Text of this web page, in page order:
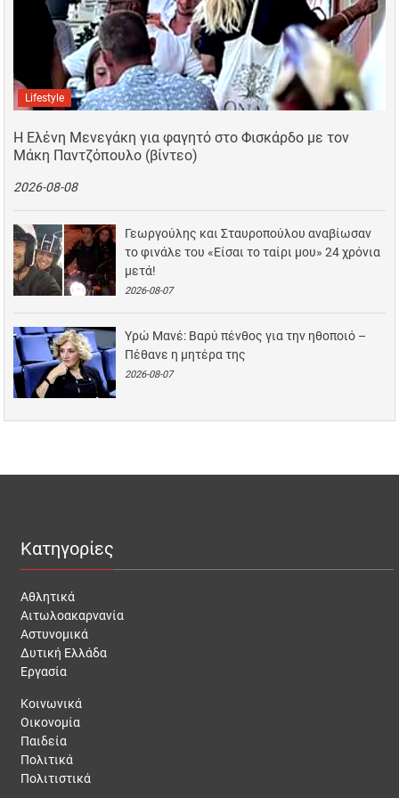
Lifestyle
Η Ελένη Μενεγάκη για φαγητό στο Φισκάρδο με τον
Μάκη Παντζόπουλο (βίντεο)
2026-08-08
Γεωργούλης και Σταυροπούλου αναβίωσαν
το φινάλε του «Είσαι το ταίρι μου» 24 χρόνια
μετά!
2026-08-07
Υρώ Μανέ: Βαρύ πένθος για την ηθοποιό –
Πέθανε η μητέρα της
2026-08-07
Κατηγορίες
Αθλητικά
Αιτωλοακαρνανία
Αστυνομικά
Δυτική Ελλάδα
Εργασία
Κοινωνικά
Οικονομία
Παιδεία
Πολιτικά
Πολιτιστικά